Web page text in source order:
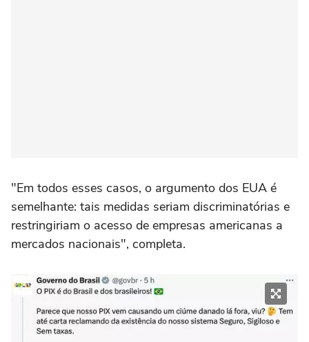
"Em todos esses casos, o argumento dos EUA é
semelhante: tais medidas seriam discriminatórias e
restringiriam o acesso de empresas americanas a
mercados nacionais", completa.